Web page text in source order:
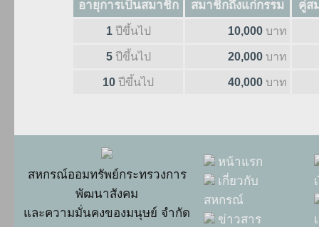
อายุการเป็นสมาชิก สมาชิกถึงแก่กรรม คู่ส
1ปีขึ้นไป 10,000 บาท
5ปีขึ้นไป 20,000 บาท
10 ปีขึ้นไป 40,000 บาท
สหกรณ์ออมทรัพย์กระทรวงการ
พัฒนาสังคม
และความมั่นคงของมนุษย์ จำกัด
หน้าแรก
เกี่ยวกับ
สหกรณ์
ข่าวสาร